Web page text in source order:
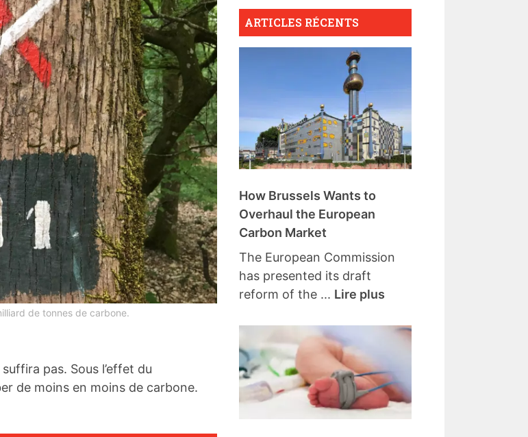
de tonnes de carbone.
pas. Sous l’effet du
de moins en moins de carbone.
ARTICLES RÉCENTS
How Brussels Wants to
Overhaul the European
Carbon Market
The European Commission
has presented its draft
reform of the ... Lire plus